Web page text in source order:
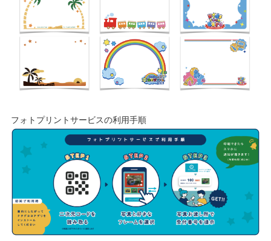
フォトプリントサービスの利⽤⼿順